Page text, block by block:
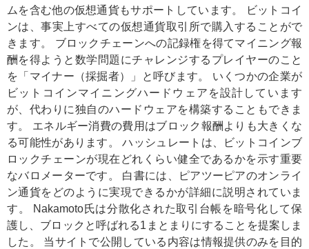
ムを含む他の仮想通貨もサポートしています。 ビットコイ
ンは、事実上すべての仮想通貨取引所で購入することがで
きます。 ブロックチェーンへの記録権を得てマイニング報
酬を得ようと数学問題にチャレンジするプレイヤーのこと
を「マイナー（採掘者）」と呼びます。 いくつかの企業が
ビットコインマイニングハードウェアを設計しています
が、代わりに独自のハードウェアを構築することもできま
す。 エネルギー消費の費用はブロック報酬よりも大きくな
る可能性があります。 ハッシュレートは、ビットコインブ
ロックチェーンが現在どれくらい健全であるかを示す重要
なバロメーターです。 白書には、ピアツーピアのオンライ
ン通貨をどのように実現できるかが詳細に説明されていま
す。 Nakamoto氏は分散化された取引台帳を暗号化して保
護し、ブロックと呼ばれる1まとまりにすることを提案しま
した。 当サイトで公開している内容は情報提供のみを目的